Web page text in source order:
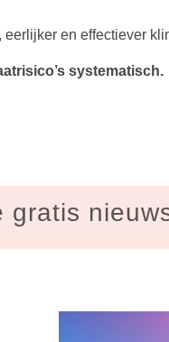
en effectiever
systematisch.